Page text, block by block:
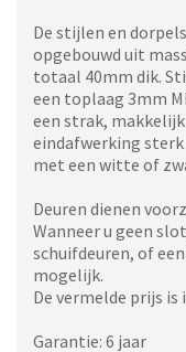
De stijlen en
opgebouwd uit
totaal 40mm dik.
een toplaag 3mm
een strak,
eindafwerking sterk
met een witte of
Deuren dienen
Wanneer u geen
schuifdeuren, of
mogelijk.
De vermelde prijs
Garantie: 6 jaar